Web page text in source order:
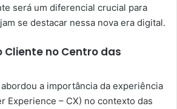
será um diferencial crucial para
se destacar nessa nova era digital.
Cliente no Centro das
a importância da experiência
Experience – CX) no contexto das